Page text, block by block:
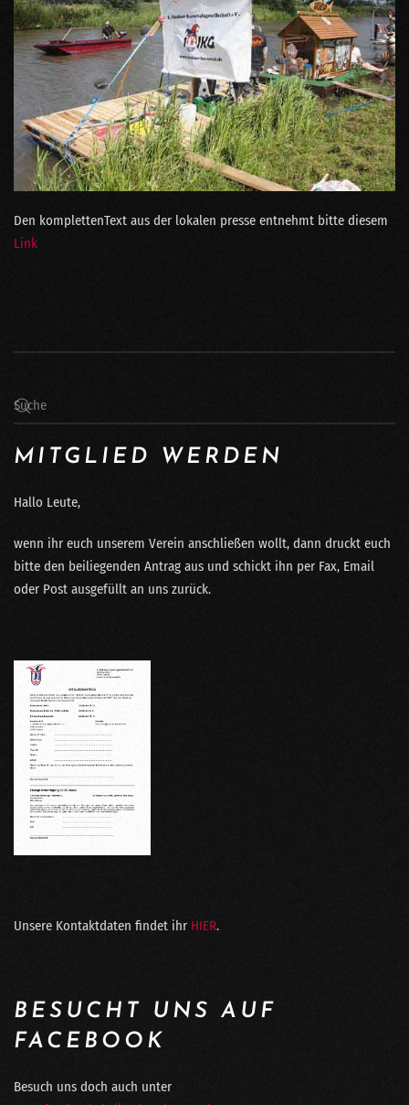
Den komplettenText aus der lokalen presse entnehmt bitte diesem
Link
MITGLIED WERDEN
Hallo Leute,
wenn ihr euch unserem Verein anschließen wollt, dann druckt euch
bitte den beiliegenden Antrag aus und schickt ihn per Fax, Email
oder Post ausgefüllt an uns zurück.
Unsere Kontaktdaten findet ihr HIER.
BESUCHT UNS AUF
FACEBOOK
Besuch uns doch auch unter